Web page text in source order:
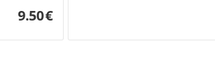
9.50€